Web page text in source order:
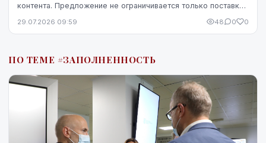
контента. Предложение не ограничивается только поставкой
29.07.2026 09:59 48 0 0
ПО ТЕМЕ #ЗАПОЛНЕННОСТЬ